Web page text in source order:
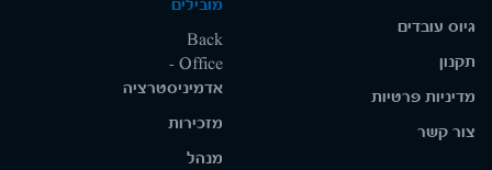
גיוס עובדים
תקנון
מדיניות פרטיות
צור קשר
מובילים
Back
Office -
אדמיניסטרציה
מזכירות
מנהל